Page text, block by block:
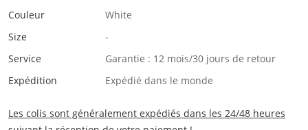
Couleur
White
Size
-
Service
Garantie : 12 mois/30 jours de retour
Expédition
Expédié dans le monde
Les colis sont généralement expédiés dans les 24/48 heures